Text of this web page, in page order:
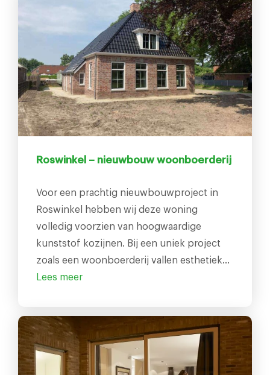
Roswinkel – nieuwbouw woonboerderij
Voor een prachtig nieuwbouwproject in
Roswinkel hebben wij deze woning
volledig voorzien van hoogwaardige
kunststof kozijnen. Bij een uniek project
zoals een woonboerderij vallen esthetiek…
Lees meer